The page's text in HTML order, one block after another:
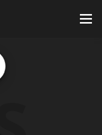
Menù
CALCIO A 5